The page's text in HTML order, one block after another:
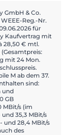
GmbH & Co.
Reg.-Nr.
für
Kaufvertrag mit
28,50 € mtl.
mit 24 Mon.
M ab dem 37.
sind:
und
GB
MBit/s (im
35,3 MBit/s
und 28,4 MBit/s
des